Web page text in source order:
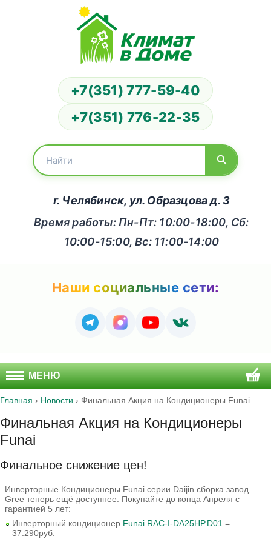
+7(351) 777-59-40
+7(351) 776-22-35
г. Челябинск, ул. Образцова д. 3
Время работы: Пн-Пт: 10:00-18:00, Сб:
10:00-15:00, Вс: 11:00-14:00
Наши социальные сети:
МЕНЮ
Главная › Новости › Финальная Акция на Кондиционеры Funai
Финальная Акция на Кондиционеры
Funai
Финальное снижение цен!
Инверторные Кондиционеры Funai серии Daijin сборка завод
Gree теперь ещё доступнее. Покупайте до конца Апреля с
гарантией 5 лет:
Инверторный кондиционер Funai RAC-I-DA25HP.D01 =
37.290руб.